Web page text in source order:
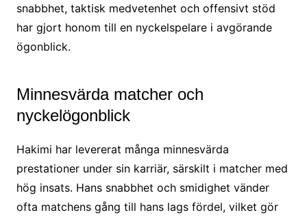
snabbhet, taktisk medvetenhet och offensivt stöd
har gjort honom till en nyckelspelare i avgörande
ögonblick.
Minnesvärda matcher och
nyckelögonblick
Hakimi har levererat många minnesvärda
prestationer under sin karriär, särskilt i matcher med
hög insats. Hans snabbhet och smidighet vänder
ofta matchens gång till hans lags fördel, vilket gör